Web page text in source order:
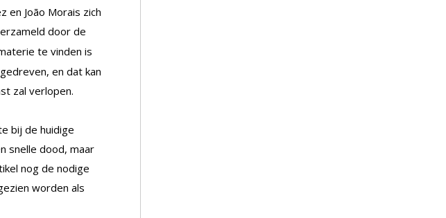
en João Morais zich
door de
te vinden is
en dat kan
zal verlopen.
bij de huidige
snelle dood, maar
nog de nodige
worden als